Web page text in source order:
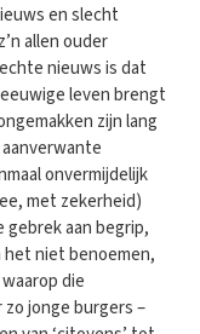
en slecht
allen ouder
nieuws is dat
leven brengt
zijn lang
onvermijdelijk
met zekerheid)
aan begrip,
het niet benoemen,
die
jonge burgers –